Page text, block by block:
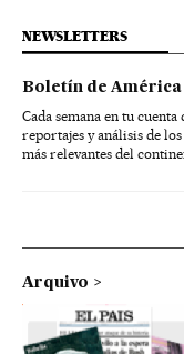
NEWSLETTERS
Boletín de América
Cada semana en tu
reportajes y análisis de
más relevantes del
Arquivo